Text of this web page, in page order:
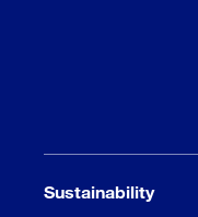
Sustainability